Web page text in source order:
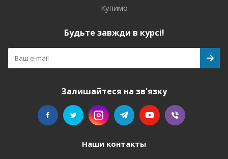
Купимо
Будьте завжди в курсі!
Залишайтеся на зв'язку
Наши контакты